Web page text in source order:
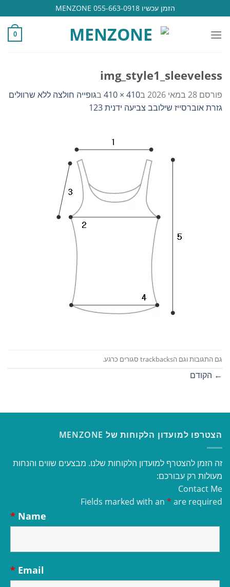
to
content
הזמן עכשיו 055-663-0918 MENZONE
0
img_style1_sleeveless
פורסם 28 במאי 2026 ב410 × 410 בגופייה חולצה ללא שרוולים
גזרת אוברסייז שילובב צביעה ידנית 123
גם התגובות וגם הtrackbacks סגורים כרגע.
← הקודם
הצטרפו למועדון הלקוחות של MENZONE
זה הזמן להצטרף למועדון הלקוחות שלנו. מבצעים שווים והנחות
מעולות רק עבורכם:
Contact Me
Fields marked with an * are required
Name
*
Email
*